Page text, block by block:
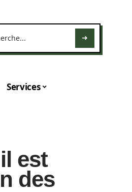
Services
est
des